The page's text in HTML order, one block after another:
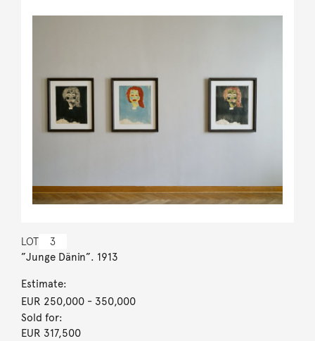
LOT 3
”Junge Dänin”. 1913
Estimate:
EUR 250,000- 350,000
Sold for:
EUR 317,500